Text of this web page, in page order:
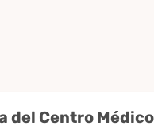
del Centro Médico